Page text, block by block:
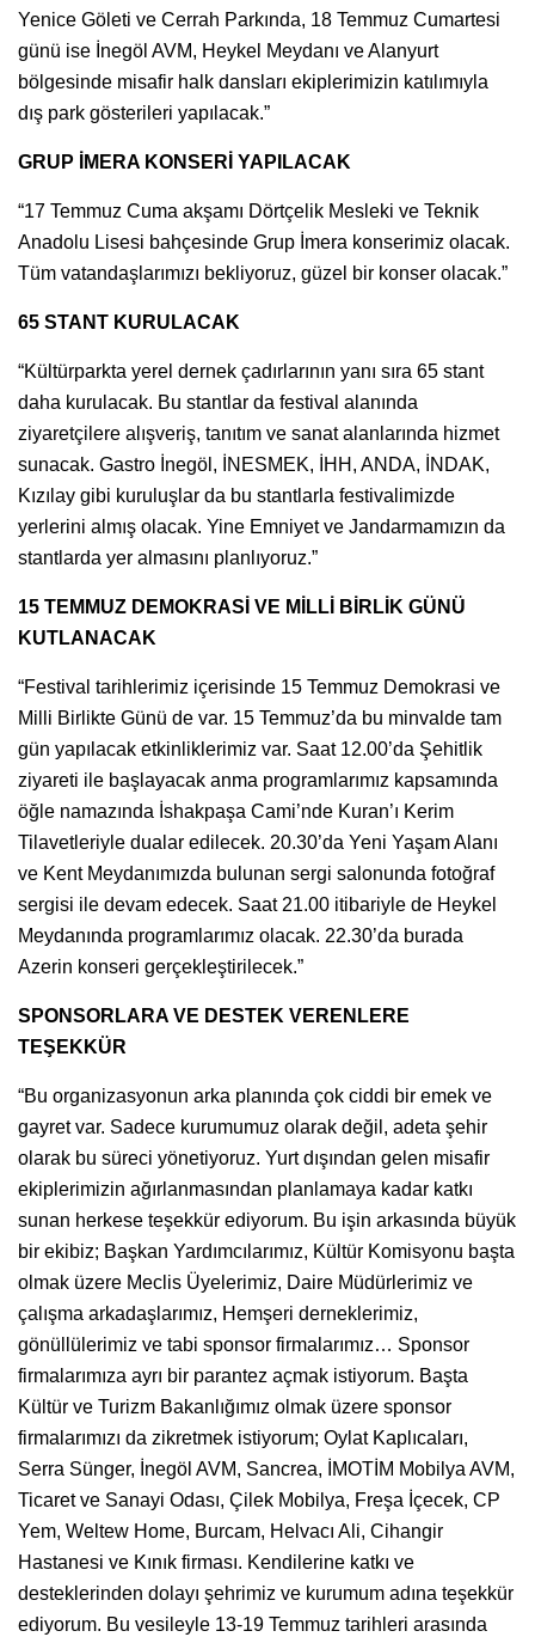
Yenice Göleti ve Cerrah Parkında, 18 Temmuz Cumartesi
günü ise İnegöl AVM, Heykel Meydanı ve Alanyurt
bölgesinde misafir halk dansları ekiplerimizin katılımıyla
dış park gösterileri yapılacak.”
GRUP İMERA KONSERİ YAPILACAK
“17 Temmuz Cuma akşamı Dörtçelik Mesleki ve Teknik
Anadolu Lisesi bahçesinde Grup İmera konserimiz olacak.
Tüm vatandaşlarımızı bekliyoruz, güzel bir konser olacak.”
65 STANT KURULACAK
“Kültürparkta yerel dernek çadırlarının yanı sıra 65 stant
daha kurulacak. Bu stantlar da festival alanında
ziyaretçilere alışveriş, tanıtım ve sanat alanlarında hizmet
sunacak. Gastro İnegöl, İNESMEK, İHH, ANDA, İNDAK,
Kızılay gibi kuruluşlar da bu stantlarla festivalimizde
yerlerini almış olacak. Yine Emniyet ve Jandarmamızın da
stantlarda yer almasını planlıyoruz.”
15 TEMMUZ DEMOKRASİ VE MİLLİ BİRLİK GÜNÜ
KUTLANACAK
“Festival tarihlerimiz içerisinde 15 Temmuz Demokrasi ve
Milli Birlikte Günü de var. 15 Temmuz’da bu minvalde tam
gün yapılacak etkinliklerimiz var. Saat 12.00’da Şehitlik
ziyareti ile başlayacak anma programlarımız kapsamında
öğle namazında İshakpaşa Cami’nde Kuran’ı Kerim
Tilavetleriyle dualar edilecek. 20.30’da Yeni Yaşam Alanı
ve Kent Meydanımızda bulunan sergi salonunda fotoğraf
sergisi ile devam edecek. Saat 21.00 itibariyle de Heykel
Meydanında programlarımız olacak. 22.30’da burada
Azerin konseri gerçekleştirilecek.”
SPONSORLARA VE DESTEK VERENLERE
TEŞEKKÜR
“Bu organizasyonun arka planında çok ciddi bir emek ve
gayret var. Sadece kurumumuz olarak değil, adeta şehir
olarak bu süreci yönetiyoruz. Yurt dışından gelen misafir
ekiplerimizin ağırlanmasından planlamaya kadar katkı
sunan herkese teşekkür ediyorum. Bu işin arkasında büyük
bir ekibiz; Başkan Yardımcılarımız, Kültür Komisyonu başta
olmak üzere Meclis Üyelerimiz, Daire Müdürlerimiz ve
çalışma arkadaşlarımız, Hemşeri derneklerimiz,
gönüllülerimiz ve tabi sponsor firmalarımız… Sponsor
firmalarımıza ayrı bir parantez açmak istiyorum. Başta
Kültür ve Turizm Bakanlığımız olmak üzere sponsor
firmalarımızı da zikretmek istiyorum; Oylat Kaplıcaları,
Serra Sünger, İnegöl AVM, Sancrea, İMOTİM Mobilya AVM,
Ticaret ve Sanayi Odası, Çilek Mobilya, Freşa İçecek, CP
Yem, Weltew Home, Burcam, Helvacı Ali, Cihangir
Hastanesi ve Kınık firması. Kendilerine katkı ve
desteklerinden dolayı şehrimiz ve kurumum adına teşekkür
ediyorum. Bu vesileyle 13-19 Temmuz tarihleri arasında